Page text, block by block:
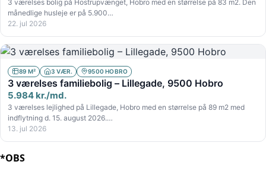
3 værelses bolig på Hostrupvænget, Hobro med en størrelse på 83 m2. Den
månedlige husleje er på 5.900…
22. jul 2026
89 M² 3 VÆR. 9500 HOBRO
3 værelses familiebolig – Lillegade, 9500 Hobro
5.984 kr./md.
3 værelses lejlighed på Lillegade, Hobro med en størrelse på 89 m2 med
indflytning d. 15. august 2026.…
13. jul 2026
*OBS